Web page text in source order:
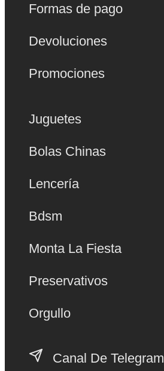
Formas de pago
Devoluciones
Promociones
Juguetes
Bolas Chinas
Lencería
Bdsm
Monta La Fiesta
Preservativos
Orgullo
Canal De Telegram